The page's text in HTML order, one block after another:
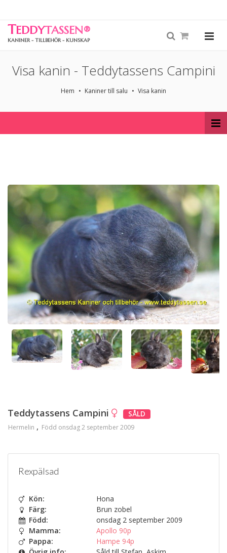
TEDDYTASSEN®
KANINER - TILLBEHÖR - KUNSKAP
Visa kanin - Teddytassens Campini
Hem Kaniner till salu Visa kanin
Teddytassens Campini SÅLD
Hermelin Född onsdag 2 september 2009
Rexpälsad
Kön:
Hona
Färg:
Brun zobel
Född:
onsdag 2 september 2009
Mamma:
Apollo 90p
Pappa:
Hampe 94p